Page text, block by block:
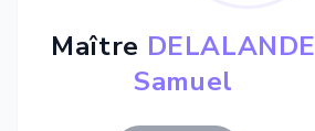
Maître DELALANDE
Samuel